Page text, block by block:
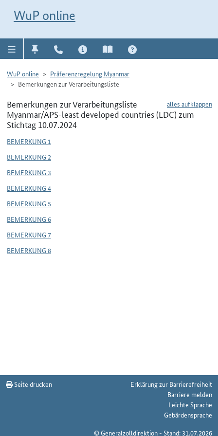
WuP online
WuP online
Präferenzregelung Myanmar
Bemerkungen zur Verarbeitungsliste
alles aufklappen
Bemerkungen zur Verarbeitungsliste
Myanmar/APS-least developed countries (LDC) zum
Stichtag 10.07.2024
BEMERKUNG 1
BEMERKUNG 2
BEMERKUNG 3
BEMERKUNG 4
BEMERKUNG 5
BEMERKUNG 6
BEMERKUNG 7
BEMERKUNG 8
Seite drucken
Erklärung zur Barrierefreiheit
Barriere melden
Leichte Sprache
Gebärdensprache
© Generalzolldirektion - Stand: 31.07.2026